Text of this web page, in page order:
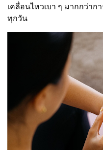
เคลื่อนไหวเบา ๆ มากกว่าก
ทุกวัน